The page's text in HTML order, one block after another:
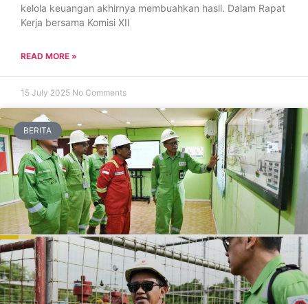
kelola keuangan akhirnya membuahkan hasil. Dalam Rapat
Kerja bersama Komisi XII
READ MORE »
15 July 2025 No Comments
BERITA